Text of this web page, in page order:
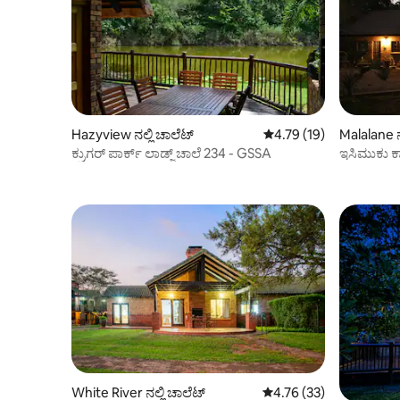
Hazyview ನಲ್ಲಿ ಚಾಲೆಟ್ 5 ರಲ್ಲಿ 4.79 ಸರಾಸರಿ
4.79 (19)
ಕ್ರುಗರ್ ಪಾರ್ಕ್ ಲಾಡ್ಜ್ ಚಾಲೆ 234 - GSSA
Malalane
ಇಸಿಮುಕು
White River ನಲ್ಲಿ ಚಾಲೆಟ್ 5 ರಲ್ಲಿ 4.76 ಸರಾಸರಿ
4.76 (33)